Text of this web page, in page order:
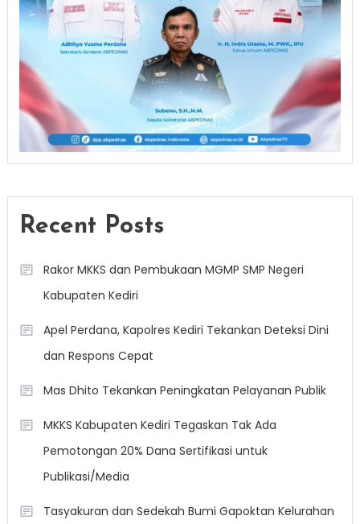
Recent Posts
Rakor MKKS dan Pembukaan MGMP SMP Negeri
Kabupaten Kediri
Apel Perdana, Kapolres Kediri Tekankan Deteksi Dini
dan Respons Cepat
Mas Dhito Tekankan Peningkatan Pelayanan Publik
MKKS Kabupaten Kediri Tegaskan Tak Ada
Pemotongan 20% Dana Sertifikasi untuk
Publikasi/Media
Tasyakuran dan Sedekah Bumi Gapoktan Kelurahan